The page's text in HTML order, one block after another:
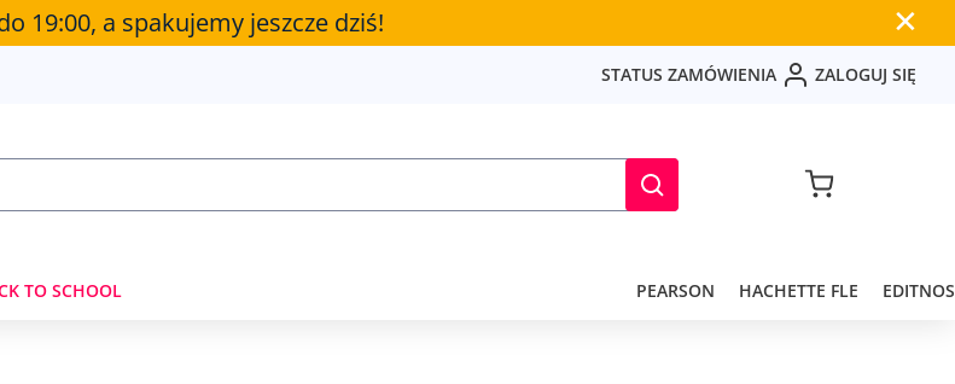
19:00, a spakujemy jeszcze dziś! ✕
STATUS ZAMÓWIENIA ZALOGUJ SIĘ
TO SCHOOL PEARSON HACHETTE FLE EDITNOS